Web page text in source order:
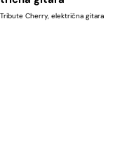
Tribute Cherry, električna gitara